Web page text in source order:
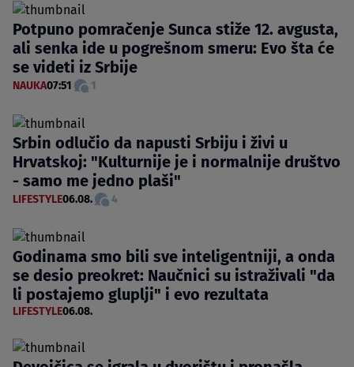
Potpuno pomračenje Sunca stiže 12. avgusta,
ali senka ide u pogrešnom smeru: Evo šta će
se videti iz Srbije
NAUKA07:51 1
Srbin odlučio da napusti Srbiju i živi u
Hrvatskoj: "Kulturnije je i normalnije društvo
- samo me jedno plaši"
LIFESTYLE06.08. 4
Godinama smo bili sve inteligentniji, a onda
se desio preokret: Naučnici su istraživali "da
li postajemo gluplji" i evo rezultata
LIFESTYLE06.08.